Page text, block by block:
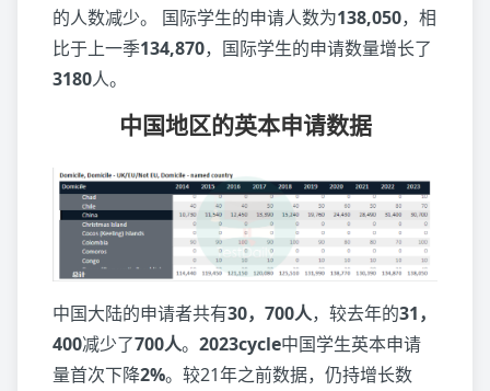
的人数减少。 国际学生的申请人数为138,050，相
比于上一季134,870，国际学生的申请数量增长了
3180人。
中国地区的英本申请数据
中国大陆的申请者共有30，700人，较去年的31，
400减少了700人。 2023cycle中国学生英本申请
量首次下降2%。较21年之前数据，仍持增长数